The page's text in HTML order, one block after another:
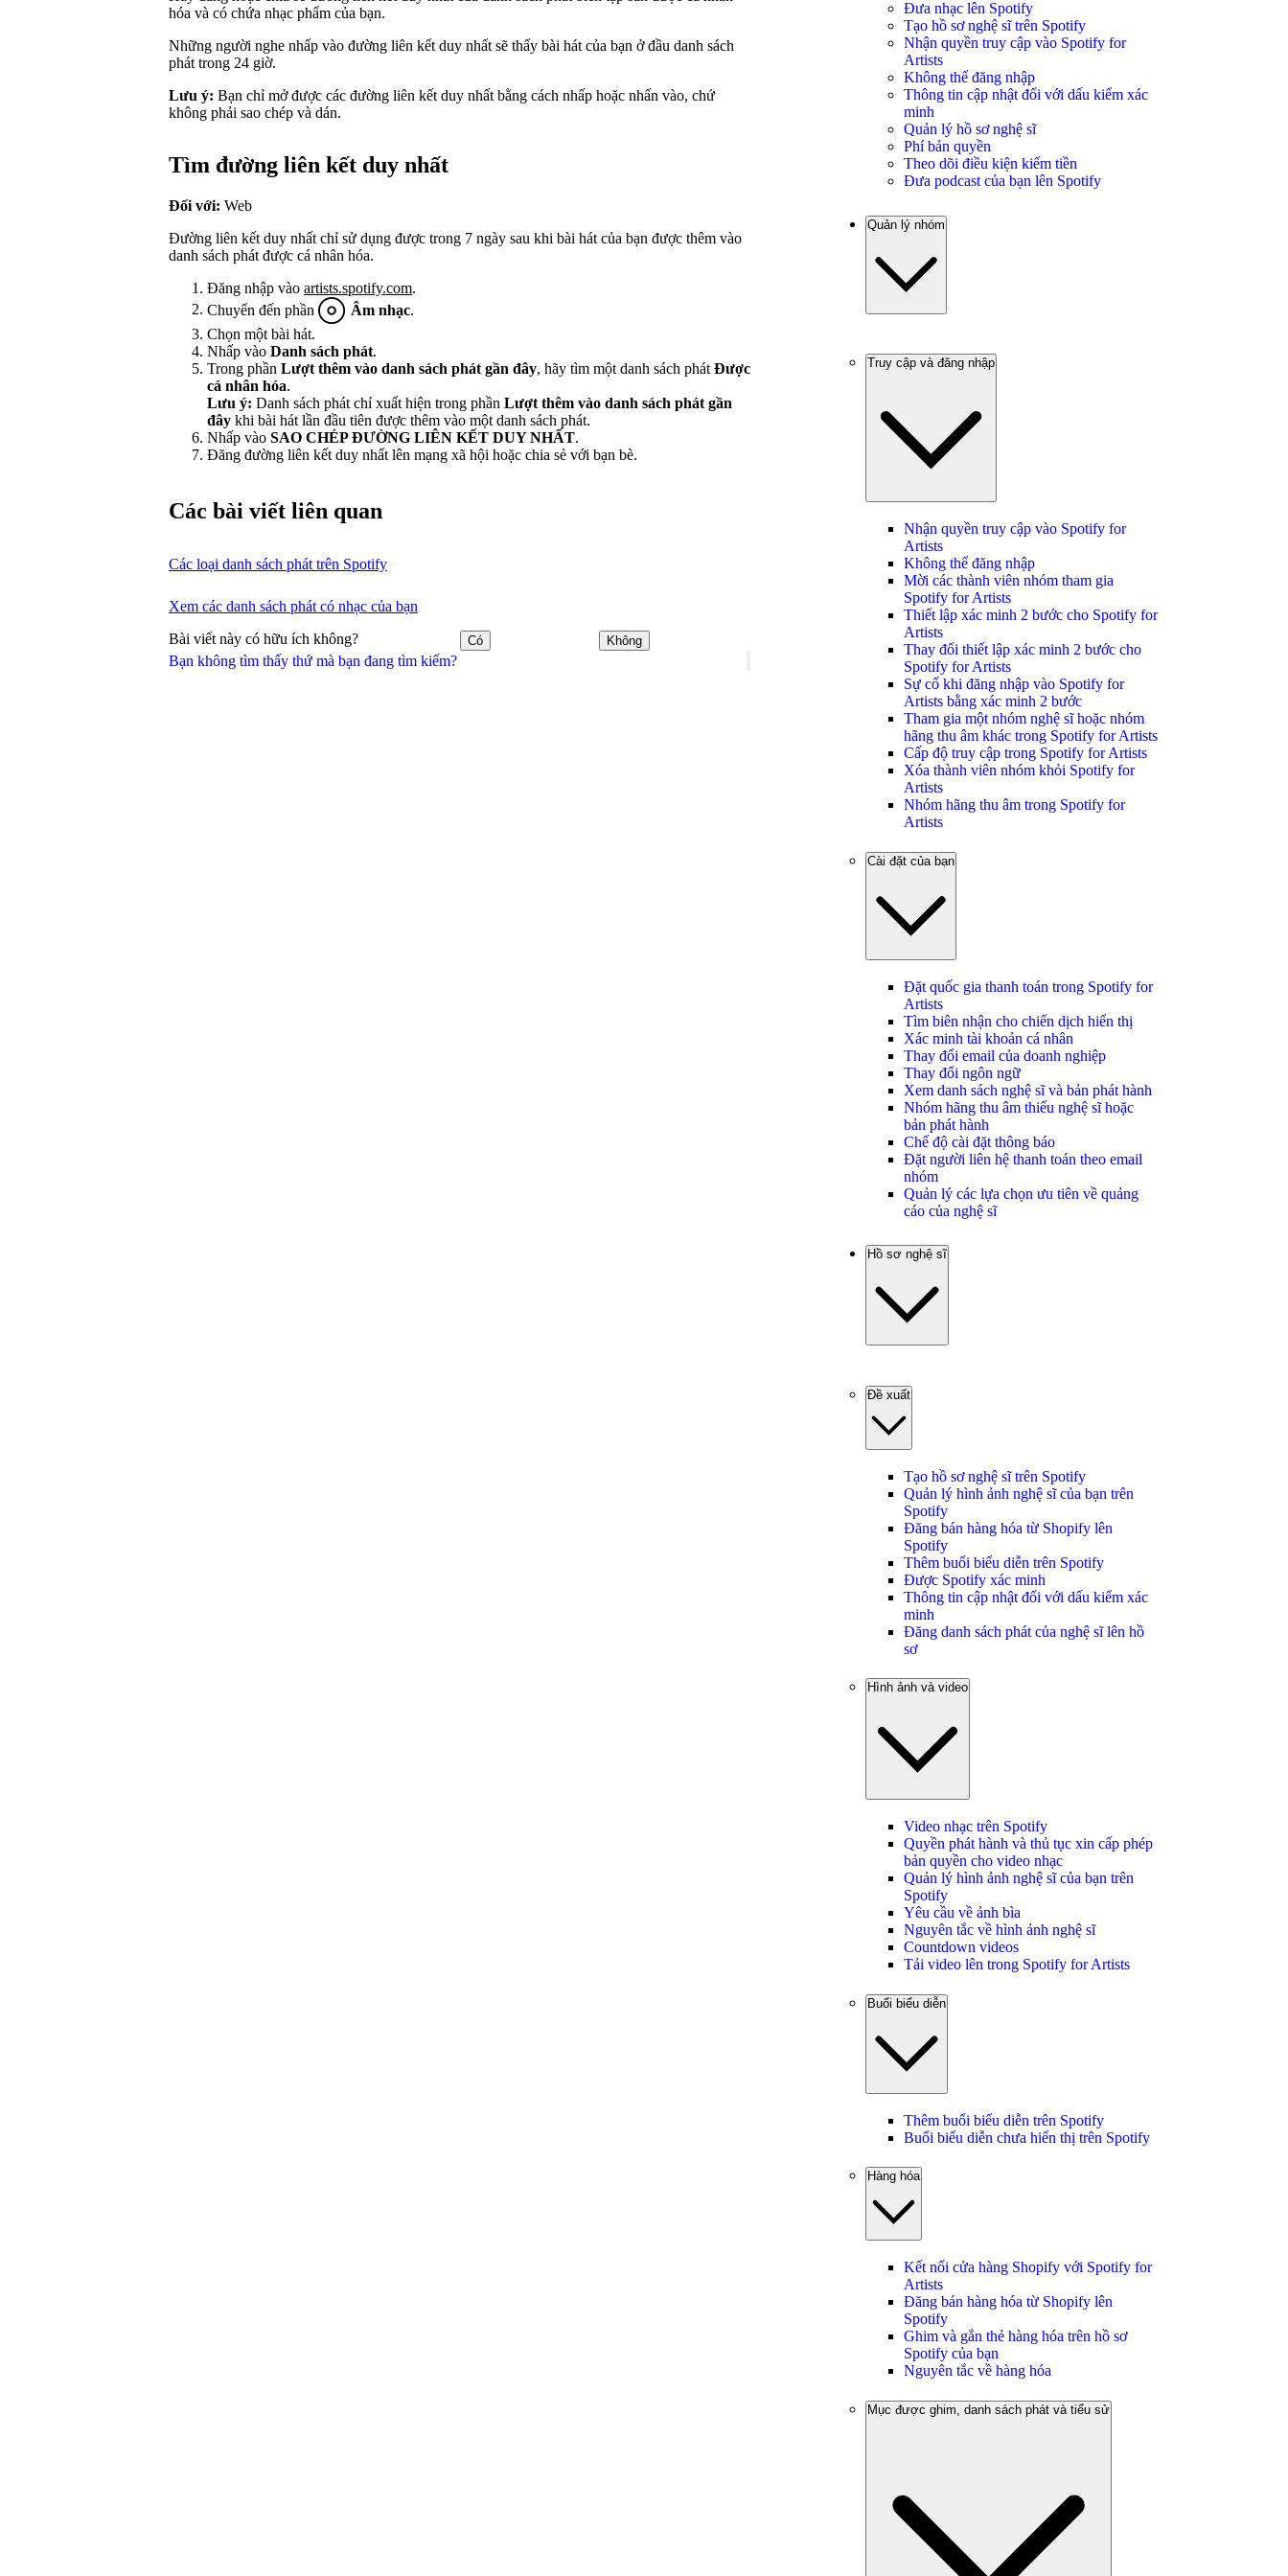
Bạn không tìm thấy thứ mà bạn đang tìm kiếm?
hóa và có chứa nhạc phẩm của bạn.
Những người nghe nhấp vào đường liên kết duy nhất sẽ thấy bài hát của bạn ở đầu danh sách
phát trong 24 giờ.
Lưu ý: Bạn chỉ mở được các đường liên kết duy nhất bằng cách nhấp hoặc nhấn vào, chứ
không phải sao chép và dán.
Tìm đường liên kết duy nhất
Đối với: Web
Đường liên kết duy nhất chỉ sử dụng được trong 7 ngày sau khi bài hát của bạn được thêm vào
danh sách phát được cá nhân hóa.
Đăng nhập vào artists.spotify.com.
Chuyển đến phần
Âm nhạc
Chọn một bài hát.
Nhấp vào Danh sách phát.
Trong phần Lượt thêm vào danh sách phát gần đây, hãy tìm một danh sách phát Được
cá nhân hóa.
Lưu ý: Danh sách phát chỉ xuất hiện trong phần Lượt thêm vào danh sách phát gần
đây khi bài hát lần đầu tiên được thêm vào một danh sách phát.
Nhấp vào SAO CHÉP ĐƯỜNG LIÊN KẾT DUY NHẤT.
Đăng đường liên kết duy nhất lên mạng xã hội hoặc chia sẻ với bạn bè.
Các bài viết liên quan
Các loại danh sách phát trên Spotify
Xem các danh sách phát có nhạc của bạn
Bài viết này có hữu ích không? Có Không
Đưa nhạc lên Spotify
Tạo hồ sơ nghệ sĩ trên Spotify
Nhận quyền truy cập vào Spotify for
Artists
Không thể đăng nhập
Thông tin cập nhật đối với dấu kiểm xác
minh
Quản lý hồ sơ nghệ sĩ
Phí bản quyền
Theo dõi điều kiện kiếm tiền
Đưa podcast của bạn lên Spotify
Quản lý nhóm
Truy cập và đăng nhập
Nhận quyền truy cập vào Spotify for
Artists
Không thể đăng nhập
Mời các thành viên nhóm tham gia
Spotify for Artists
Thiết lập xác minh 2 bước cho Spotify for
Artists
Thay đổi thiết lập xác minh 2 bước cho
Spotify for Artists
Sự cố khi đăng nhập vào Spotify for
Artists bằng xác minh 2 bước
Tham gia một nhóm nghệ sĩ hoặc nhóm
hãng thu âm khác trong Spotify for Artists
Cấp độ truy cập trong Spotify for Artists
Xóa thành viên nhóm khỏi Spotify for
Artists
Nhóm hãng thu âm trong Spotify for
Artists
Cài đặt của bạn
Đặt quốc gia thanh toán trong Spotify for
Artists
Tìm biên nhận cho chiến dịch hiển thị
Xác minh tài khoản cá nhân
Thay đổi email của doanh nghiệp
Thay đổi ngôn ngữ
Xem danh sách nghệ sĩ và bản phát hành
Nhóm hãng thu âm thiếu nghệ sĩ hoặc
bản phát hành
Chế độ cài đặt thông báo
Đặt người liên hệ thanh toán theo email
nhóm
Quản lý các lựa chọn ưu tiên về quảng
cáo của nghệ sĩ
Hồ sơ nghệ sĩ
Đề xuất
Tạo hồ sơ nghệ sĩ trên Spotify
Quản lý hình ảnh nghệ sĩ của bạn trên
Spotify
Đăng bán hàng hóa từ Shopify lên
Spotify
Thêm buổi biểu diễn trên Spotify
Được Spotify xác minh
Thông tin cập nhật đối với dấu kiểm xác
minh
Đăng danh sách phát của nghệ sĩ lên hồ
sơ
Hình ảnh và video
Video nhạc trên Spotify
Quyền phát hành và thủ tục xin cấp phép
bản quyền cho video nhạc
Quản lý hình ảnh nghệ sĩ của bạn trên
Spotify
Yêu cầu về ảnh bìa
Nguyên tắc về hình ảnh nghệ sĩ
Countdown videos
Tải video lên trong Spotify for Artists
Buổi biểu diễn
Thêm buổi biểu diễn trên Spotify
Buổi biểu diễn chưa hiển thị trên Spotify
Hàng hóa
Kết nối cửa hàng Shopify với Spotify for
Artists
Đăng bán hàng hóa từ Shopify lên
Spotify
Ghim và gắn thẻ hàng hóa trên hồ sơ
Spotify của bạn
Nguyên tắc về hàng hóa
Mục được ghim, danh sách phát và tiểu sử